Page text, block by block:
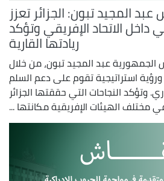
عبد المجيد تبون: الجزائر تعزز
الاتحاد الإفريقي وتؤكد
ريادتها القارية
الجمهورية عبد المجيد تبون، من خلال
استراتيجية تقوم على دعم السلم
وتؤكد النجاحات التي حققتها الجزائر
مختلف الهيئات الإفريقية مكانتها ...